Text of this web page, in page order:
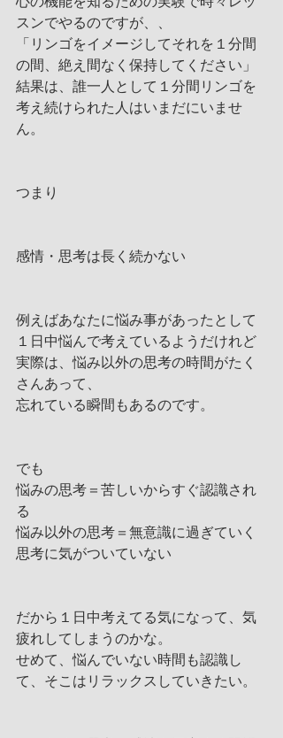
スンでやるのですが、、
「リンゴをイメージしてそれを１分間
の間、絶え間なく保持してください」
結果は、誰一人として１分間リンゴを
考え続けられた人はいまだにいませ
ん。
つまり
感情・思考は長く続かない
例えばあなたに悩み事があったとして
１日中悩んで考えているようだけれど
実際は、悩み以外の思考の時間がたく
さんあって、
忘れている瞬間もあるのです。
でも
悩みの思考＝苦しいからすぐ認識され
る
悩み以外の思考＝無意識に過ぎていく
思考に気がついていない
だから１日中考えてる気になって、気
疲れしてしまうのかな。
せめて、悩んでいない時間も認識し
て、そこはリラックスしていきたい。